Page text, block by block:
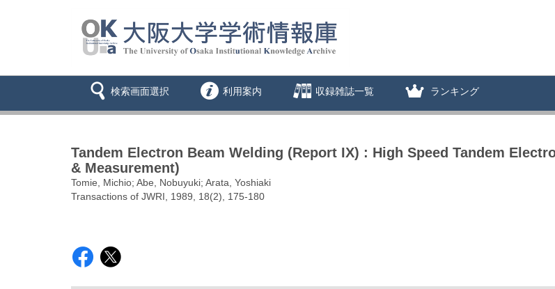
検索画面選択 利用案内 収録雑誌一覧 ランキング
Tandem Electron Beam Welding (Report IX) : High Speed Tandem
& Measurement)
Tomie, Michio; Abe, Nobuyuki; Arata, Yoshiaki
Transactions of JWRI, 1989, 18(2), 175-180